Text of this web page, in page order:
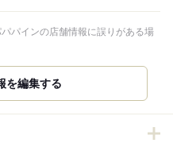
パインの店舗情報に誤りがある場